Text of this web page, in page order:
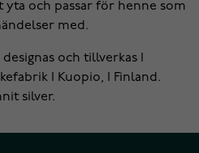
och passar för henne som
med.
och tillverkas I
I Kuopio, I Finland.
silver.